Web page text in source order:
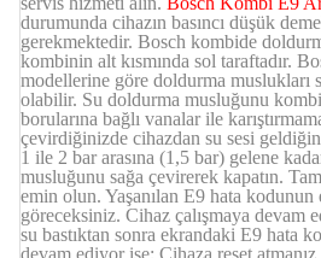
durumunda cihazın basıncı düşük
gerekmektedir. Bosch kombide
kombinin alt kısmında sol taraftadır.
modellerine göre doldurma muslukları
olabilir. Su doldurma musluğunu
borularına bağlı vanalar ile
çevirdiğinizde cihazdan su sesi
1 ile 2 bar arasına (1,5 bar) gelene
musluğunu sağa çevirerek kapatın.
emin olun. Yaşanılan E9 hata
göreceksiniz. Cihaz çalışmaya devam
su bastıktan sonra ekrandaki E9 hata